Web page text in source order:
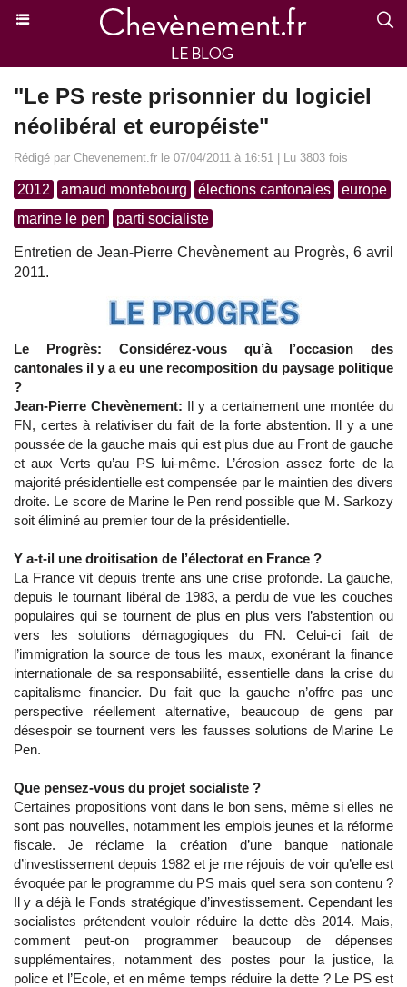
"Le PS reste prisonnier du logiciel
néolibéral et européiste"
Rédigé par Chevenement.fr le 07/04/2011 à 16:51 | Lu 3803 fois
2012 arnaud montebourg élections cantonales
europe
marine le pen
parti socialiste
Entretien de Jean-Pierre Chevènement au Progrès, 6 avril
2011.
Le Progrès: Considérez-vous qu’à l’occasion des
cantonales il y a eu une recomposition du paysage politique
?
Jean-Pierre Chevènement: Il y a certainement une montée du
FN, certes à relativiser du fait de la forte abstention. Il y a une
poussée de la gauche mais qui est plus due au Front de gauche
et aux Verts qu’au PS lui-même. L’érosion assez forte de la
majorité présidentielle est compensée par le maintien des divers
droite. Le score de Marine le Pen rend possible que M. Sarkozy
soit éliminé au premier tour de la présidentielle.
Y a-t-il une droitisation de l’électorat en France ?
La France vit depuis trente ans une crise profonde. La gauche,
depuis le tournant libéral de 1983, a perdu de vue les couches
populaires qui se tournent de plus en plus vers l’abstention ou
vers les solutions démagogiques du FN. Celui-ci fait de
l’immigration la source de tous les maux, exonérant la finance
internationale de sa responsabilité, essentielle dans la crise du
capitalisme financier. Du fait que la gauche n’offre pas une
perspective réellement alternative, beaucoup de gens par
désespoir se tournent vers les fausses solutions de Marine Le
Pen.
Que pensez-vous du projet socialiste ?
Certaines propositions vont dans le bon sens, même si elles ne
sont pas nouvelles, notamment les emplois jeunes et la réforme
fiscale. Je réclame la création d’une banque nationale
d’investissement depuis 1982 et je me réjouis de voir qu’elle est
évoquée par le programme du PS mais quel sera son contenu ?
Il y a déjà le Fonds stratégique d’investissement. Cependant les
socialistes prétendent vouloir réduire la dette dès 2014. Mais,
comment peut-on programmer beaucoup de dépenses
supplémentaires, notamment des postes pour la justice, la
police et l’Ecole, et en même temps réduire la dette ? Le PS est